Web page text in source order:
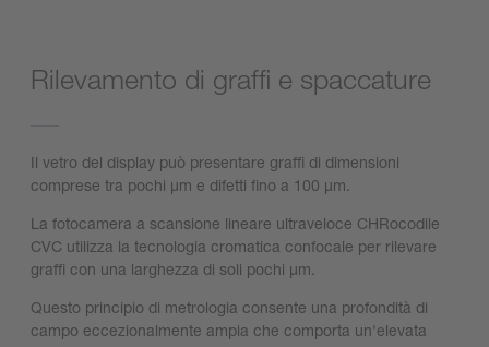
Rilevamento di graffi e spaccature
Il vetro del display può presentare graffi di dimensioni
comprese tra pochi µm e difetti fino a 100 µm.
La fotocamera a scansione lineare ultraveloce CHRocodile
CVC utilizza la tecnologia cromatica confocale per rilevare
graffi con una larghezza di soli pochi µm.
Questo principio di metrologia consente una profondità di
campo eccezionalmente ampia che comporta un'elevata